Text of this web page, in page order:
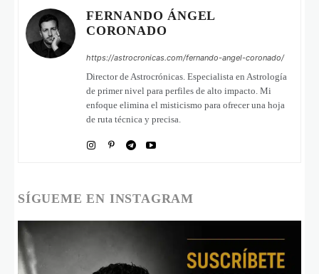
FERNANDO ÁNGEL
CORONADO
https://astrocronicas.com/fernando-angel-coronado/
Director de Astrocrónicas. Especialista en Astrología
de primer nivel para perfiles de alto impacto. Mi
enfoque elimina el misticismo para ofrecer una hoja
de ruta técnica y precisa.
SÍGUEME EN INSTAGRAM